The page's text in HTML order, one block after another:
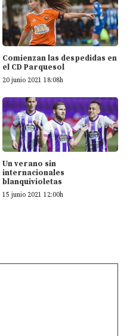
Comienzan las despedidas en
el CD Parquesol
20 junio 2021 18:08h
Un verano sin
internacionales
blanquivioletas
15 junio 2021 12:00h